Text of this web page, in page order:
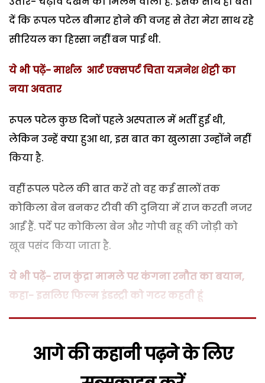
दें कि रूपल पटेल बीमार होने की वजह से तेरा मेरा साथ रहे
सीरियल का हिस्सा नहीं बन पाई थी.
ये भी पढ़ें- मार्शल आर्ट एक्सपर्ट चिता यज्ञनेश शेट्टी का
नया अवतार
रूपल पटेल कुछ दिनों पहले अस्पताल में भर्ती हुई थी,
लेकिन उन्हें क्या हुआ था, इस बात का खुलासा उन्होंने नहीं
किया है.
वहीं रूपल पटेल की बात करें तो वह कई सालों तक
कोकिला बेन बनकर टीवी की दुनिया में राज करती नजर
आईं हैं. पर्दे पर कोकिला बेन और गोपी बहू की जोड़ी को
खूब पसंद किया जाता है.
ये भी पढ़ें- राज कुंद्रा मामले पर कंगना रनौत का बयान,
कहा- इसलिए फिल्म इंडस्ट्री को गटर कहती हूं
आगे की कहानी पढ़ने के लिए